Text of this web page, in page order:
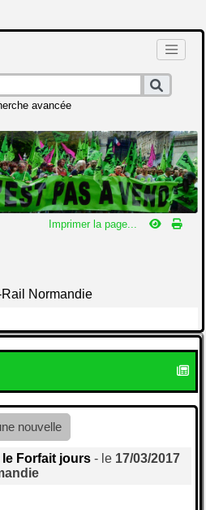
avancée
Imprimer la page...
nouvelle
Forfait jours - le 17/03/2017